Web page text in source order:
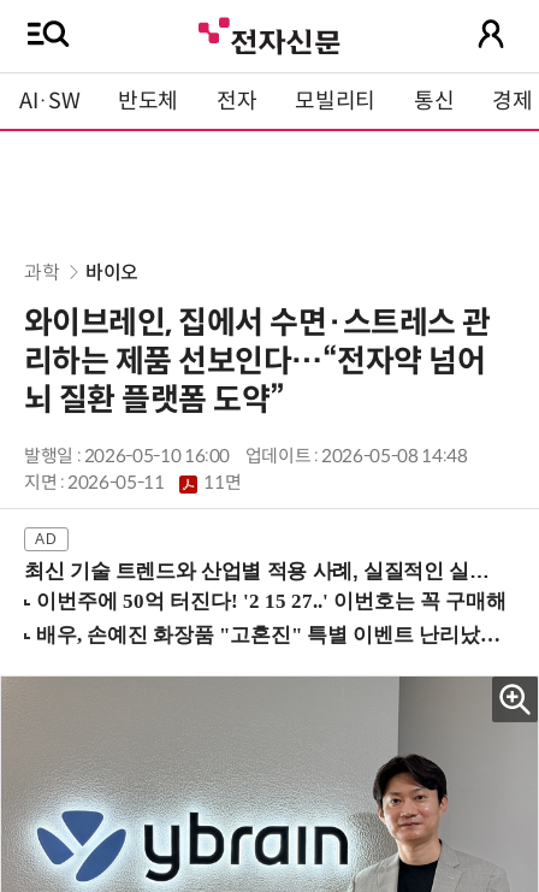
AI·SW 반도체 전자 모빌리티 통신 경제
과학 바이오
와이브레인, 집에서 수면·스트레스 관
리하는 제품 선보인다…“전자약 넘어
뇌 질환 플랫폼 도약”
발행일 : 2026-05-10 16:00
업데이트 : 2026-05-08 14:48
지면 :2026-05-11 11면
최신 기술 트렌드와 산업별 적용 사례, 실질적인 실행 전략을 공유 (9/18 양재역)